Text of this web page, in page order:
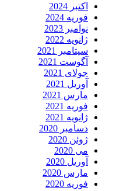
اکتبر 2024
فوریه 2024
نوامبر 2023
ژانویه 2022
سپتامبر 2021
آگوست 2021
جولای 2021
آوریل 2021
مارس 2021
فوریه 2021
ژانویه 2021
دسامبر 2020
ژوئن 2020
می 2020
آوریل 2020
مارس 2020
فوریه 2020